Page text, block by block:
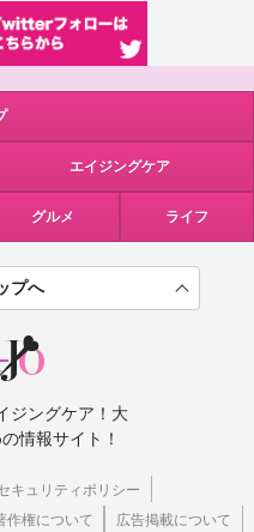
エイジングケア
グルメ ライフ
プへ
ジングケア！大
情報サイト！
キュリティポリシー
作権について 広告掲載について